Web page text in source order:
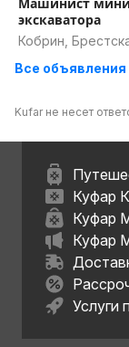
экскаватора
Кобрин,
Все
Kufar не несет
Куфар
Куфар
Куфар
Услуги